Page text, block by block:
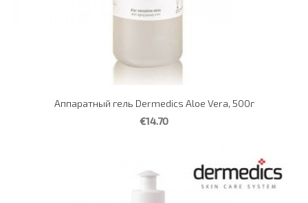
Аппаратный гель Dermedics Aloe Vera, 500г
€14.70